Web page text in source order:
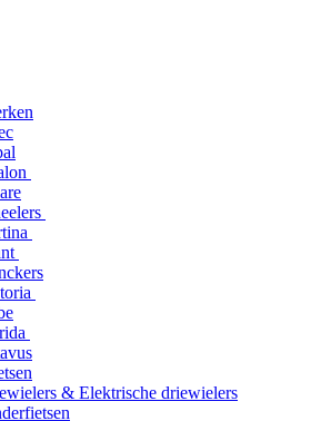
& Elektrische driewielers